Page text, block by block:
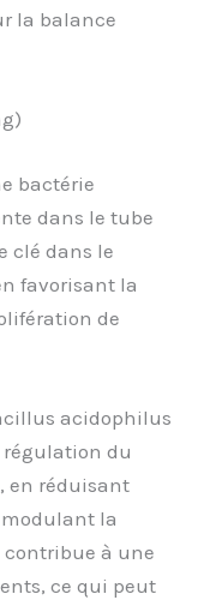
la balance
bactérie
dans le tube
clé dans le
favorisant la
de
acidophilus
régulation du
en réduisant
la
contribue à une
ce qui peut